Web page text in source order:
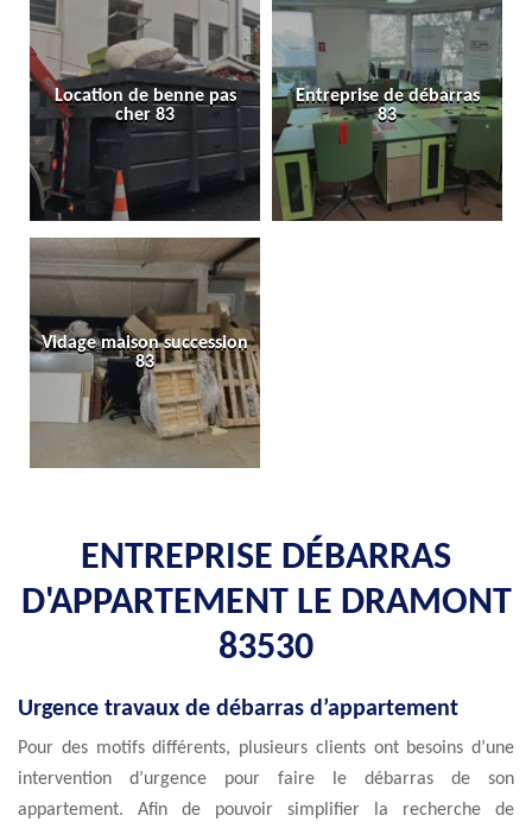
Location de benne pas
cher 83
Entreprise de débarras
83
Vidage maison succession
83
ENTREPRISE DÉBARRAS
D'APPARTEMENT LE DRAMONT
83530
Urgence travaux de débarras d’appartement
Pour des motifs différents, plusieurs clients ont besoins d’une
intervention d’urgence pour faire le débarras de son
appartement. Afin de pouvoir simplifier la recherche de